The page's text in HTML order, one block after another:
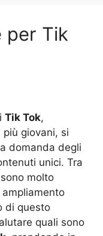
per Tik
Tik Tok,
giovani, si
domanda degli
unici. Tra
sono molto
di questo
quali sono